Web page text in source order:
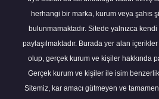
herhangi bir marka, kurum veya şahıs
bulunmamaktadır. Sitede yalnızca kendi
paylaşılmaktadır. Burada yer alan
olup, gerçek kurum ve kişiler hakkında
Gerçek kurum ve kişiler ile isim
Sitemiz, kar amacı gütmeyen ve